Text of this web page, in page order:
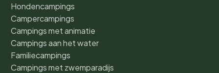
Hondencampings
Campercampings
Campings met animatie
Campings aan het water
Familiecampings
Campings met zwemparadijs